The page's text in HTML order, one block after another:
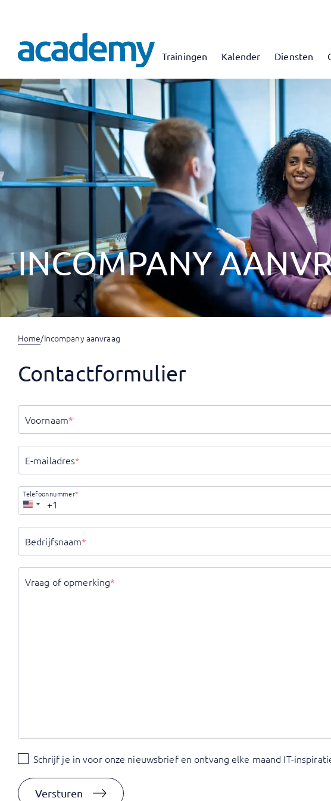
Trainingen Kalender Diensten
INCOMPANY
Home/Incompany aanvraag
Contactformulier
Voornaam*
E-mailadres*
Telefoonnummer*
Verenigde
Staten
+1
Bedrijfsnaam*
Vraag of opmerking*
Schrijf
je
voor
onze
Schrijf je in voor onze nieuwsbrief en ontvang elke maand IT-
Versturen